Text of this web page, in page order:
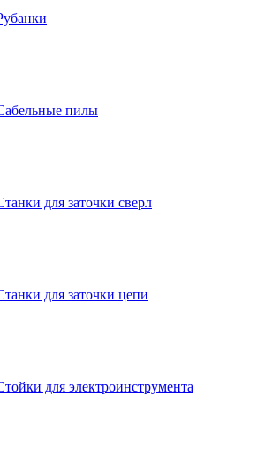
пилы
для заточки сверл
для заточки цепи
для электроинструмента